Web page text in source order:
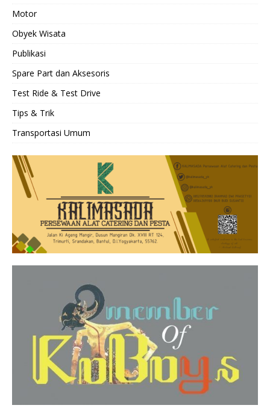
Motor
Obyek Wisata
Publikasi
Spare Part dan Aksesoris
Test Ride & Test Drive
Tips & Trik
Transportasi Umum